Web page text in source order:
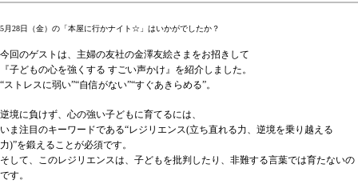
5月28日（金）の「本屋に行かナイト☆」はいかがでしたか？
今回のゲストは、主婦の友社の金澤友絵さまをお招きして
『子どもの心を強くする すごい声かけ』を紹介しました。
“ストレスに弱い”“自信がない”“すぐあきらめる”。
逆境に負けず、心の強い子どもに育てるには、
いま注目のキーワードである“レジリエンス(立ち直れる力、逆境を乗り越える
力)”を鍛えることが必須です。
そして、このレジリエンスは、子どもを批判したり、非難する言葉では育たないの
です。